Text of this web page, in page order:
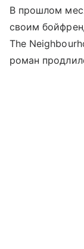
В прошлом
своим
The
роман